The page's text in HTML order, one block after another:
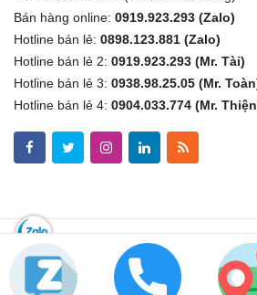
Bán hàng online: 0919.923.293 (Zalo)
Hotline bán lẻ: 0898.123.881 (Zalo)
Hotline bán lẻ 2: 0919.923.293 (Mr. Tài)
Hotline bán lẻ 3: 0938.98.25.05 (Mr.
Hotline bán lẻ 4: 0904.033.774 (Mr.
Copyright © 2019Kythuatsovn.com
08.98.123.881